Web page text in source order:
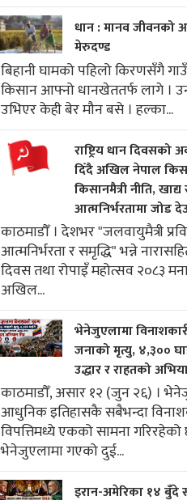
धान : मानव जीवनको
मेरुदण्ड
बिहानी घामको पहिलो किरणसँगै
किसान आफ्नो धानखेततर्फ लागे ।
उभिएर केही बेर मौन बसे । हल्का...
राष्ट्रिय धान
दिँदै अखिल नेपाल
किसानमैत्री नीति,
आत्मनिर्भरतामा जोड
काठमाडौँ । देशभर "जलवायुमैत्री
आत्मनिर्भरता र समृद्धि" भन्ने
दिवस तथा रोपाइँ महोत्सव २०८३
अखिल...
भेनेजुएलामा
जनाको मृत्यु, ४,३००
उद्धार र राहतको
काठमाडौँ, असार १२ (जुन २६) ।
आधुनिक इतिहासकै सबैभन्दा
विपत्तिमध्ये एकको सामना गरिरहेको
भेनेजुएलामा गएको दुई...
इरान-अमेरिका १४ बुँदे